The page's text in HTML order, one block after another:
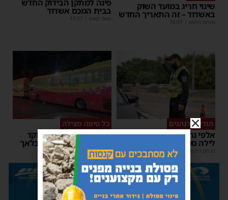
שינוי חריג במועד השוק
באשדוד – זה התאריך החדש
מנחם דויטש 16:07
פינה למתקן הבידוק החדש
בבית המכס אשדוד
משה קאהן 15:37
הודעה לנהגים
אלפי נהגים יושפעו: עבודות
לילה סמוך לאשדוד
מנחם דויטש 11:10
כל טיפה מצילה
אשדוד מצילה חיים: מוקד
התרמת דם ליד השטיבלאך
משה קאהן 11:05